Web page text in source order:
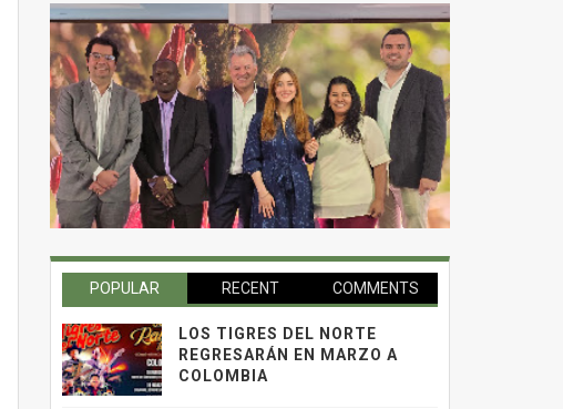
POPULAR RECENT COMMENTS
LOS TIGRES DEL NORTE
REGRESARÁN EN MARZO A
COLOMBIA